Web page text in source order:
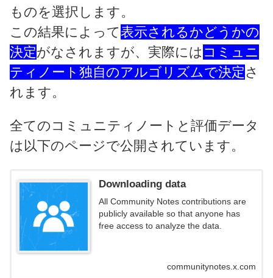
ものを選択します。
この結果によって表示されるかどうかの
決定がなされますが、実際には コミュニ
ティノート独自のアルゴリズムで決定 さ
れます。
全てのコミュニティノートと評価データ
は以下のページで公開されています。
Downloading data
All Community Notes contributions are
publicly available so that anyone has
free access to analyze the data.
communitynotes.x.com